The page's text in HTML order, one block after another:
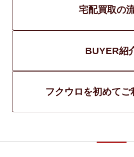
宅配買取の
BUYER紹
フクウロを初めてご